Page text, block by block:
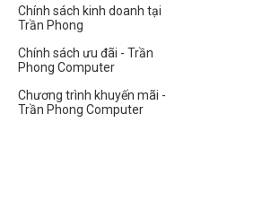
Chính sách kinh doanh tại
Trần Phong
Chính sách ưu đãi - Trần
Phong Computer
Chương trình khuyến mãi -
Trần Phong Computer